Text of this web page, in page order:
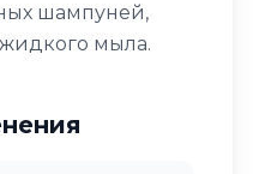
шампуней,
мыла.